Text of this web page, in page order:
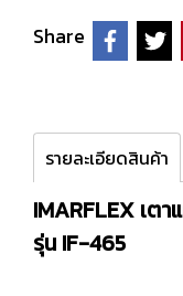
Share
รายละเอียดสินค้า
IMARFLEX เต
รุ่น IF-465